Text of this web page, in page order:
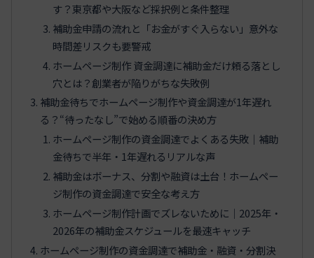
す？東京都や大阪など採択例と条件整理
補助金申請の流れと「お金がすぐ入らない」意外な
時間差リスクも要警戒
ホームページ制作 資金調達に補助金だけ頼る落とし
穴とは？創業者が陥りがちな失敗例
補助金待ちでホームページ制作や資金調達が1年遅れ
る？“待ったなし”で始める順番の決め方
ホームページ制作の資金調達でよくある失敗｜補助
金待ちで半年・1年遅れるリアルな声
補助金はボーナス、分割や融資は土台！ホームペー
ジ制作の資金調達で安全な考え方
ホームページ制作計画でズレないために｜2025年・
2026年の補助金スケジュールを最速キャッチ
ホームページ制作の資金調達で補助金・融資・分割決